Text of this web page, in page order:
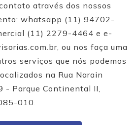
através dos nossos
whatsapp (11) 94702-
(11) 2279-4464 e e-
, ou nos faça uma
serviços que nós podemos
na Rua Narain
- Parque Continental II,
010.